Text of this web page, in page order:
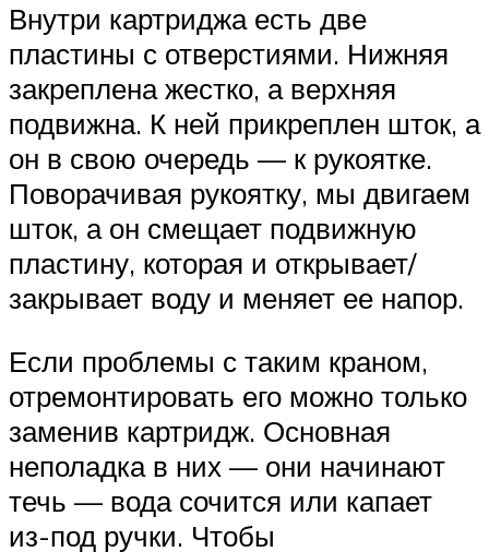
Внутри картриджа есть две
пластины с отверстиями. Нижняя
закреплена жестко, а верхняя
подвижна. К ней прикреплен шток, а
он в свою очередь — к рукоятке.
Поворачивая рукоятку, мы двигаем
шток, а он смещает подвижную
пластину, которая и открывает/
закрывает воду и меняет ее напор.
Если проблемы с таким краном,
отремонтировать его можно только
заменив картридж. Основная
неполадка в них — они начинают
течь — вода сочится или капает
из-под ручки. Чтобы